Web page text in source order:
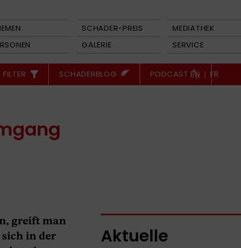
SCHADER-PREIS
MEDIATHEK
GALERIE SERVICE
FILTER SCHADERBLOG PODCAST EN | FR
greift man
in der
Aktuelle